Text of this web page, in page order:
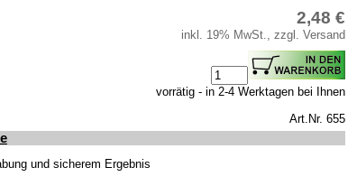
2,48 €
inkl. 19% MwSt., zzgl. Versand
vorrätig - in 2-4 Werktagen bei Ihnen
Art.Nr. 655
und sicherem Ergebnis